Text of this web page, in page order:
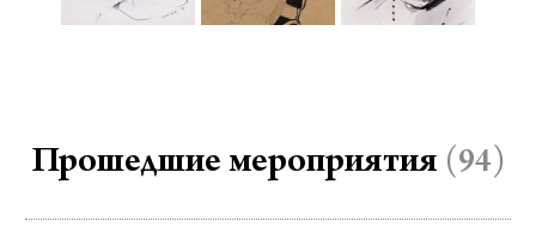
Прошедшие мероприятия (94)